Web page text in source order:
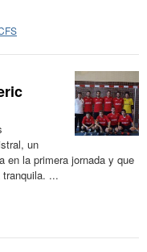
un
en la primera jornada y que
...